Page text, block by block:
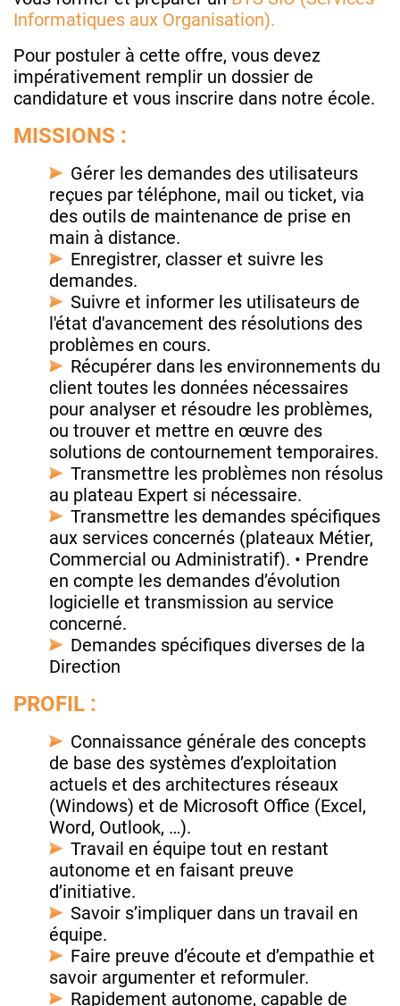
Informatiques aux Organisation).
Pour postuler à cette offre, vous devez
impérativement remplir un dossier de
candidature et vous inscrire dans notre école.
MISSIONS :
Gérer les demandes des utilisateurs
reçues par téléphone, mail ou ticket, via
des outils de maintenance de prise en
main à distance.
Enregistrer, classer et suivre les
demandes.
Suivre et informer les utilisateurs de
l'état d'avancement des résolutions des
problèmes en cours.
Récupérer dans les environnements du
client toutes les données nécessaires
pour analyser et résoudre les problèmes,
ou trouver et mettre en œuvre des
solutions de contournement temporaires.
Transmettre les problèmes non résolus
au plateau Expert si nécessaire.
Transmettre les demandes spécifiques
aux services concernés (plateaux Métier,
Commercial ou Administratif). • Prendre
en compte les demandes d’évolution
logicielle et transmission au service
concerné.
Demandes spécifiques diverses de la
Direction
PROFIL :
Connaissance générale des concepts
de base des systèmes d’exploitation
actuels et des architectures réseaux
(Windows) et de Microsoft Office (Excel,
Word, Outlook, …).
Travail en équipe tout en restant
autonome et en faisant preuve
d’initiative.
Savoir s’impliquer dans un travail en
équipe.
Faire preuve d’écoute et d’empathie et
savoir argumenter et reformuler.
Rapidement autonome, capable de